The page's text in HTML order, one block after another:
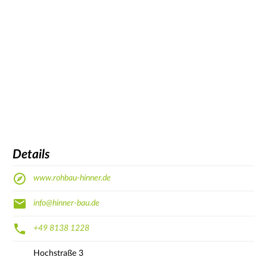
Details
www.rohbau-hinner.de
info@hinner-bau.de
+49 8138 1228
Hochstraße 3